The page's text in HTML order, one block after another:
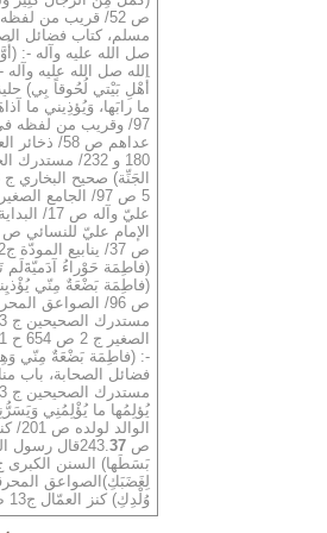
ص 52/ قريب من لفظه في كنز العمّال ج 13 ص 95.
مسلم، كتاب فضائل
صل الله عليه وآله -: (أَوَّلُ
الله صل الله عليه
أَهْلِ بَيْتي لُحُوقاً بِي) حلية الأولياء ج 2 ص 40/ صحيح البخاري كتاب الفضائل/كنز
عداهم ص 58/ ذخائر العقبى ص 38/ تذكرة الخواص ص 279/ ينابيع المودّة ج 2 باب59 ص 478.
180 و 232/ مستدرك الحاكم / معرفة ما يجب لآل البيت النبوي من الحق على من عداهم ص 73/ ينابيع المودّة ج 2 باب 59 ص468.
عليّ وآله ص 17/ البداية والنهاية ج 2 ص 60.
ص 37/ ينابيع المودّة ج2 ص 52 ـ 79.
(فاطِمَة حَوْراءُ آدَميّةَلَم تَحضْ وَلَمْ تَطْمِث)الصواعق
ص 96/ الصواعق المحرقة الفصل الثالث ص190.
مستدرك الصحيحين ج 3 ص172/ الجامع الصغير ج 2 ص 653 ح 5859.
الصغير ج 2 ص 654 ح 5761/ منتخب كنز العمّال ج 5 ص 97/ أسد الغابة ج 5 ص 522/ ينابيع المودّة ج 2 باب56 ص 79/ الصواعق المحرقة الفصل الثالث ص 191.
-: (فاطِمَة بَضْعَةٌ مِنّي
فضائل الصحابة، باب مناقب فاطمة/
مستدرك الصحيحين ج 3 باب مناقب فاطِمَة ص 168/ كنز العمّال ج 13ص 96/ منتخب كنز العمّال ج 5 ص 97/ سير أعلام النبلاء ج 2 ص 132.
يُؤلِمُها ما يُؤْلِمُنِي
الوالد لولده ص 201/ كنز العمّال ج 13 ص 96/نور الأبصار ص52/ ينابيع المودّة ج 2 ص 322.
ص 243.37 قال رسول
بَسَطَها) السنن الكبرى ج 7 ص 64باب الأنساب كلها منقطعة يوم القيامة /منتخب كنز العمال بهامش مسند
لِغَضَبَكِ)الصواعق المحرقة ص 175/ مستدرك الحاكم، باب مناقب فاطمة / مناقب الإمام
وُلْدِكِ) كنز العمّال ج13 ص96/ منتخب كنز العمّال بهامش مسند أحمد ج5 ص97/إسعاف الراغبين بهامش نور الأبصار ص118